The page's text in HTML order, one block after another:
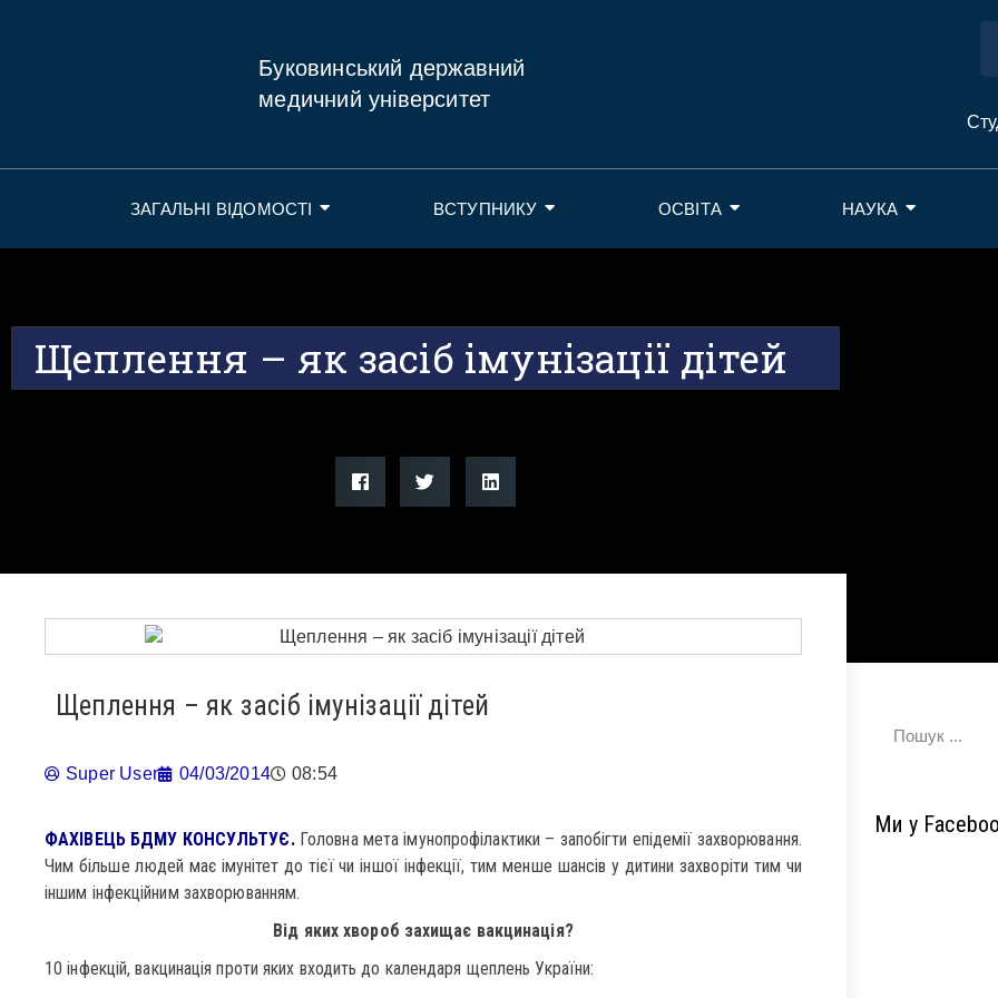
Буковинський державний
медичний університет
ЗАГАЛЬНІ ВІДОМОСТІ ВСТУПНИКУ ОСВІТА НАУКА
Щеплення – як засіб імунізації дітей
Щеплення – як засіб імунізації дітей
Super User 04/03/2014 08:54
ФАХІВЕЦЬ БДМУ КОНСУЛЬТУЄ.Головна мета імунопрофілактики – запобігти епідемії захворювання.
Чим більше людей має імунітет до тієї чи іншої інфекції, тим менше шансів у дитини захворіти тим чи
іншим інфекційним захворюванням.
Від яких хвороб захищає вакцинація?
10 інфекцій, вакцинація проти яких входить до календаря щеплень України:
Ми у